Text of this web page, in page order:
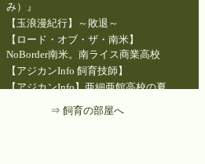
み）』
【玉浪漫紀行】～敗退～
【ロード・オブ・ザ・南米】
NoBorder南米。南ライス商業高校
【アジカンInfo 飼育技師】
【アジカンInfo】亜細亜館高校の夏
【BY通信】ドントの爪切り
⇒ 飼育の部屋へ